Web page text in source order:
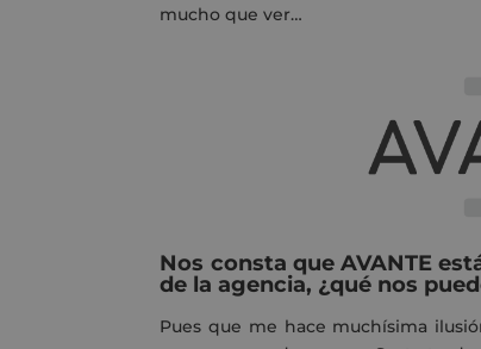
mucho que ver…
Nos consta que AVANTE
de la agencia, ¿qué nos
Pues que me hace muchísima